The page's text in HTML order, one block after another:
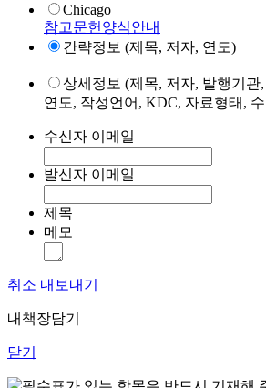
Chicago
참고문헌양식안내
간략정보 (제목, 저자, 연도)
상세정보 (제목, 저자, 발행기관
연도, 작성언어, KDC, 자료형태,
수신자 이메일
발신자 이메일
제목
메모
취소 내보내기
내책장담기
닫기